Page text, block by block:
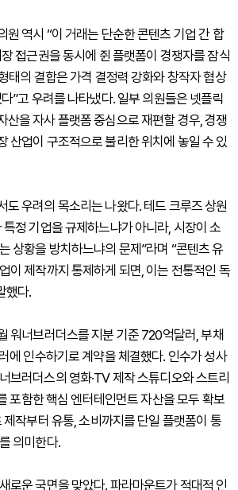
원 역시 “이 거래는 단순한 콘텐츠 기업 간 합
접근권을 동시에 쥔 플랫폼이 경쟁자를 잠식
태의 결합은 가격 결정력 강화와 창작자 협상
”고 우려를 나타냈다. 일부 의원들은 넷플릭
산을 자사 플랫폼 중심으로 재편할 경우, 경쟁
산업이 구조적으로 불리한 위치에 놓일 수 있
도 우려의 목소리는 나왔다. 테드 크루즈 상원
정 기업을 규제하느냐가 아니라, 시장이 소
상황을 방치하느냐의 문제”라며 “콘텐츠 유
이 제작까지 통제하게 되면, 이는 전통적인 독
했다.
워너브러더스를 지분 기준 720억달러, 부채
에 인수하기로 계약을 체결했다. 인수가 성사
브러더스의 영화·TV 제작 스튜디오와 스트리
포함한 핵심 엔터테인먼트 자산을 모두 확보
작부터 유통, 소비까지를 단일 플랫폼이 통
의미한다.
로운 국면을 맞았다. 파라마운트가 적대적 인